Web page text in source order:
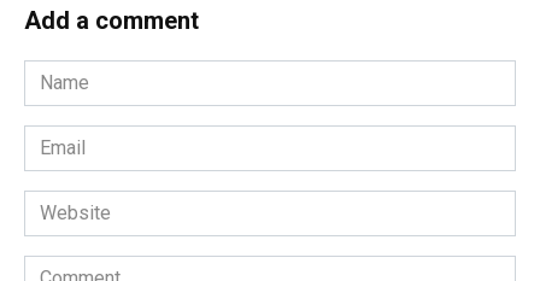
Add a comment
Name
*
Email
*
Website
Comment